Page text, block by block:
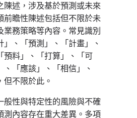
陳述，涉及基於預測或未來
前瞻性陳述包括但不限於未
業務策略等內容。常見識別
、「預測」、「計畫」、
預料」、「打算」、「可
「應該」、「相信」、
但不限於此。
般性與特定性的風險與不確
測內容存在重大差異。多項